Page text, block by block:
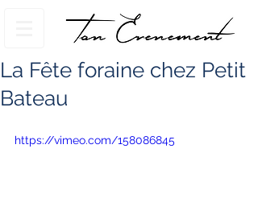
La Fête foraine chez Petit
Bateau
https://vimeo.com/158086845